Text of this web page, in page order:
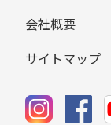
会社概要
サイトマップ